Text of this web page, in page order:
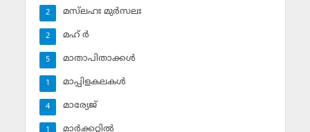
മസ്‌ലഹഃ മുര്‍സലഃ
2
മഹ് ര്‍
2
മാതാപിതാക്കള്‍
5
മാപ്പിളകലകള്‍
1
മാര്യേജ്
4
മാര്‍ക്കറ്റില്‍
1